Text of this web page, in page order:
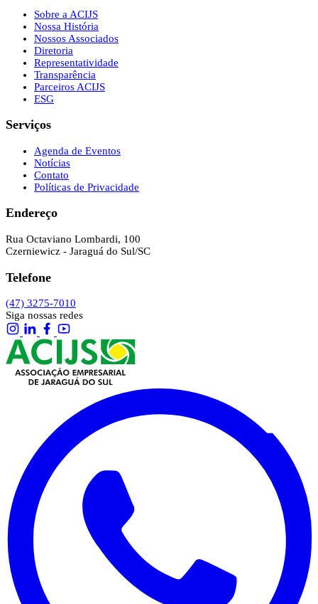
Sobre a ACIJS
Nossa História
Nossos Associados
Diretoria
Representatividade
Transparência
Parceiros ACIJS
ESG
Serviços
Agenda de Eventos
Notícias
Contato
Políticas de Privacidade
Endereço
Rua Octaviano Lombardi, 100
Czerniewicz - Jaraguá do Sul/SC
Telefone
(47) 3275-7010
Siga nossas redes